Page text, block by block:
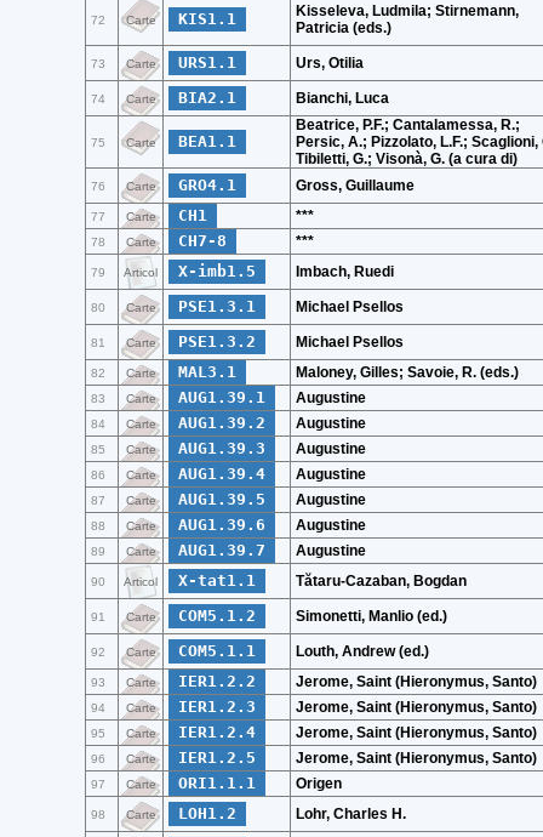
72 Carte KIS1.1
Kisseleva, Ludmila; Stirnemann,
Patricia (eds.)
73 Carte URS1.1 Urs, Otilia
74 Carte BIA2.1 Bianchi, Luca
75 Carte BEA1.1
Beatrice, P.F.; Cantalamessa, R.;
Persic, A.; Pizzolato, L.F.; Scaglioni,
Tibiletti, G.; Visonà, G. (a cura di)
76 Carte GRO4.1 Gross, Guillaume
77 Carte CH1 ***
78 Carte CH7-8 ***
79 Articol X-imb1.5 Imbach, Ruedi
80 Carte PSE1.3.1 Michael Psellos
81 Carte PSE1.3.2 Michael Psellos
82 Carte MAL3.1 Maloney, Gilles; Savoie, R. (eds.)
83 Carte AUG1.39.1 Augustine
84 Carte AUG1.39.2 Augustine
85 Carte AUG1.39.3 Augustine
86 Carte AUG1.39.4 Augustine
87 Carte AUG1.39.5 Augustine
88 Carte AUG1.39.6 Augustine
89 Carte AUG1.39.7 Augustine
90 Articol X-tat1.1 Tătaru-Cazaban, Bogdan
91 Carte COM5.1.2 Simonetti, Manlio (ed.)
92 Carte COM5.1.1 Louth, Andrew (ed.)
93 Carte IER1.2.2 Jerome, Saint (Hieronymus, Santo)
94 Carte IER1.2.3 Jerome, Saint (Hieronymus, Santo)
95 Carte IER1.2.4 Jerome, Saint (Hieronymus, Santo)
96 Carte IER1.2.5 Jerome, Saint (Hieronymus, Santo)
97 Carte ORI1.1.1 Origen
98 Carte LOH1.2 Lohr, Charles H.